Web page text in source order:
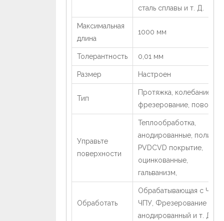
сталь сплавы и т. Д.
Максимальная
длина
1000 мм
Толерантность 0,01 мм
Размер Настроен
Тип
Протяжка, колебание,
фрезерование, поворот
Управьте
поверхности
Теплообработка,
анодированные,
PVDCVD покрытие,
оцинкованные,
гальванизм,
Обработать
Обрабатывающая с ЧПУ,
ЧПУ, Фрезерование ЧПУ,
анодированный и т. Д.